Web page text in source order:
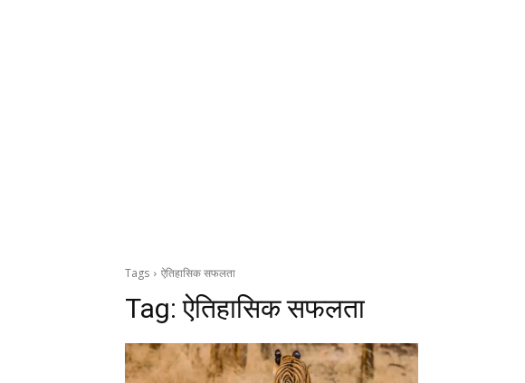
Tags ऐतिहासिक सफलता
Tag:ऐतिहासिक सफलता